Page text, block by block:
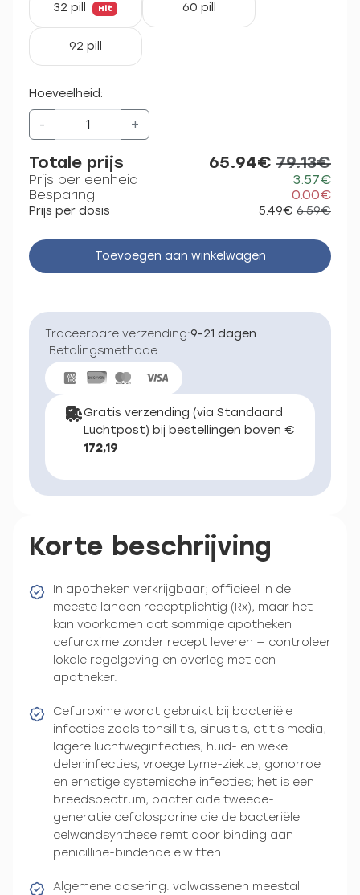
32 pill Hit 60 pill
92 pill
Hoeveelheid:
- +
Totale prijs 65.94€ 79.13€
Prijs per eenheid
3.57€
Besparing
0.00€
Prijs per dosis 5.49€ 6.59€
Toevoegen aan winkelwagen
Traceerbare verzending:9-21 dagen
Betalingsmethode:
Gratis verzending (via Standaard
Luchtpost) bij bestellingen boven €
172,19
Korte beschrijving
In apotheken verkrijgbaar; officieel in de
meeste landen receptplichtig (Rx), maar het
kan voorkomen dat sommige apotheken
cefuroxime zonder recept leveren — controleer
lokale regelgeving en overleg met een
apotheker.
Cefuroxime wordt gebruikt bij bacteriële
infecties zoals tonsillitis, sinusitis, otitis media,
lagere luchtweginfecties, huid- en weke
deleninfecties, vroege Lyme-ziekte, gonorroe
en ernstige systemische infecties; het is een
breedspectrum, bactericide tweede-
generatie cefalosporine die de bacteriële
celwandsynthese remt door binding aan
penicilline-bindende eiwitten.
Algemene dosering: volwassenen meestal